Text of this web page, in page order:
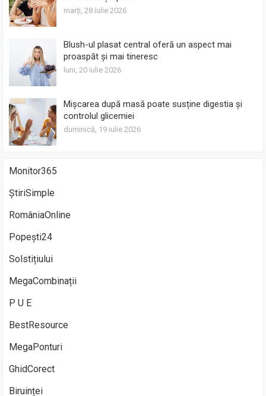
marți, 28 iulie 2026
Blush-ul plasat central oferă un aspect mai
proaspăt și mai tineresc
luni, 20 iulie 2026
Mișcarea după masă poate susține digestia și
controlul glicemiei
duminică, 19 iulie 2026
Monitor365
ȘtiriSimple
RomâniaOnline
Popești24
Solstițiului
MegaCombinații
P U E
BestResource
MegaPonturi
GhidCorect
Biruinței